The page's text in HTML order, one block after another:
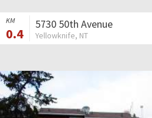
KM
0.4
5730 50th Avenue
Yellowknife, NT